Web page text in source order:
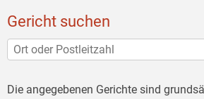
Gericht suchen
Die angegebenen Gerichte sind